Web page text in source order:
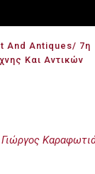
And Antiques/ 7η
Και Αντικών